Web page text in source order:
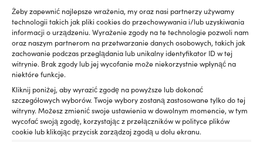
Żeby zapewnić najlepsze wrażenia, my oraz nasi partnerzy używamy
technologii takich jak pliki cookies do przechowywania i/lub uzyskiwania
informacji o urządzeniu. Wyrażenie zgody na te technologie pozwoli nam
oraz naszym partnerom na przetwarzanie danych osobowych, takich jak
zachowanie podczas przeglądania lub unikalny identyfikator ID w tej
witrynie. Brak zgody lub jej wycofanie może niekorzystnie wpłynąć na
niektóre funkcje.
Kliknij poniżej, aby wyrazić zgodę na powyższe lub dokonać
szczegółowych wyborów. Twoje wybory zostaną zastosowane tylko do tej
witryny. Możesz zmienić swoje ustawienia w dowolnym momencie, w tym
wycofać swoją zgodę, korzystając z przełączników w polityce plików
cookie lub klikając przycisk zarządzaj zgodą u dołu ekranu.
pielęgnację
regenerację
uszczelek
silnika
z
gumy
tworzyw
sztucznych.
Czyni
to
OBWÓD ODBIJACZA
28 cm
EAN
7350141627257
ŚREDNICA OKA
Ø9.5 mm
TYP ZAWORU